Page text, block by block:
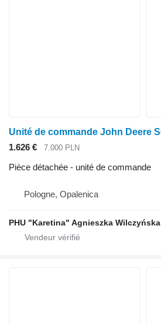
1.626 € 7.000 PLN
Pièce détachée - unité de commande
Pologne, Opalenica
PHU "Karetina" Agnieszka Wilczyńska